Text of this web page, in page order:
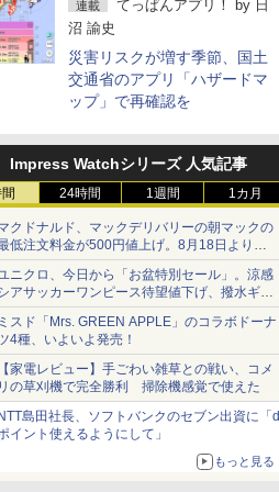
連載 てっぱんアプリ！ by 日
沼 諭史
災害リスクが増す季節、国土
交通省のアプリ「ハザードマ
ップ」で再確認を
Impress Watchシリーズ 人気記事
24時間 1週間 1カ月
クドナルド、マックデリバリーの朝マックの
低注文料金が500円値上げ。8月18日より
円から受付
ニクロ、今日から「お盆特別セール」。涼感
アサッカーワンピース待望値下げ、撥水ギア
ョーツは1990円に
スド「Mrs. GREEN APPLE」のコラボドーナ
4種、いよいよ発売！
家電レビュー】手ごわい雑草との戦い、コメ
の草刈機で完全勝利 掃除機感覚で使えた
島田社長、ソフトバンクのセブン出資に「d
イント使えるようにして」
もっと見る